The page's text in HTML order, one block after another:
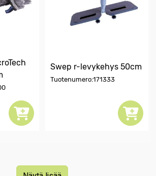
Swep r-levykehys 50cm
Tuotenumero:171333